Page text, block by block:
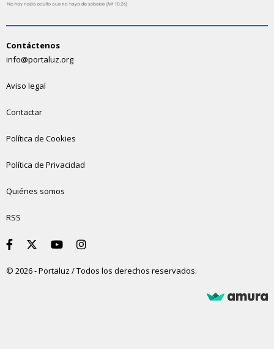
Contáctenos
info@portaluz.org
Aviso legal
Contactar
Política de Cookies
Política de Privacidad
Quiénes somos
RSS
© 2026 - Portaluz / Todos los derechos reservados.